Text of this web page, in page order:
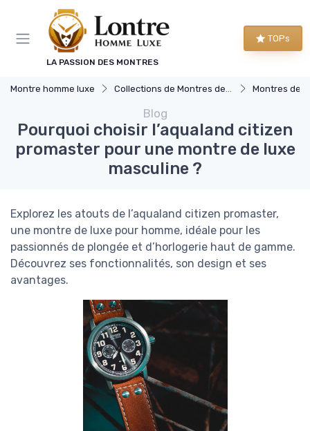
LA PASSION DES MONTRES
TOPs
Montre homme luxe Collections de Montres de Luxe Montres de
Blog
Pourquoi choisir l’aqualand citizen
promaster pour une montre de luxe
masculine ?
Explorez les atouts de l’aqualand citizen promaster,
une montre de luxe pour homme, idéale pour les
passionnés de plongée et d’horlogerie haut de gamme.
Découvrez ses fonctionnalités, son design et ses
avantages.
Panneau de gestion des cookies